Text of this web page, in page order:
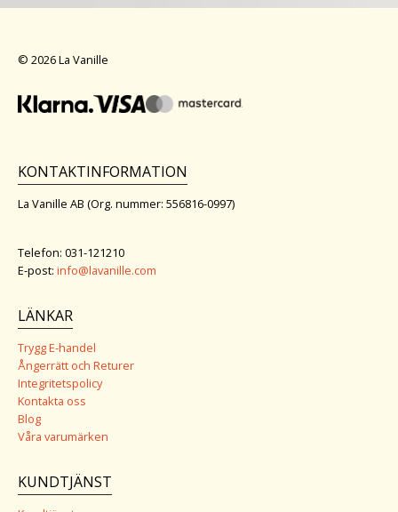
© 2026 La Vanille
KONTAKTINFORMATION
La Vanille AB (Org. nummer: 556816-0997)
Telefon: 031-121210
E-post: info@lavanille.com
LÄNKAR
Trygg E-handel
Ångerrätt och Returer
Integritetspolicy
Kontakta oss
Blog
Våra varumärken
KUNDTJÄNST